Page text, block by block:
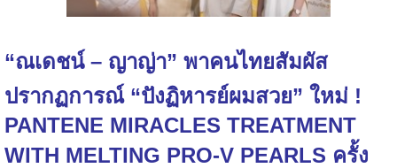
“ณเดชน์ – ญาญ่า” พาคนไทยสัมผัส
ปรากฏการณ์ “ปังฏิหารย์ผมสวย” ใหม่ !
PANTENE MIRACLES TREATMENT
WITH MELTING PRO-V PEARLS ครั้ง